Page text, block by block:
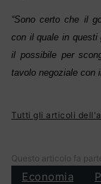
“Sono certo che il
con il quale in questi
il possibile per
tavolo negoziale con
Tutti gli articoli
Questo articolo fa
Economia